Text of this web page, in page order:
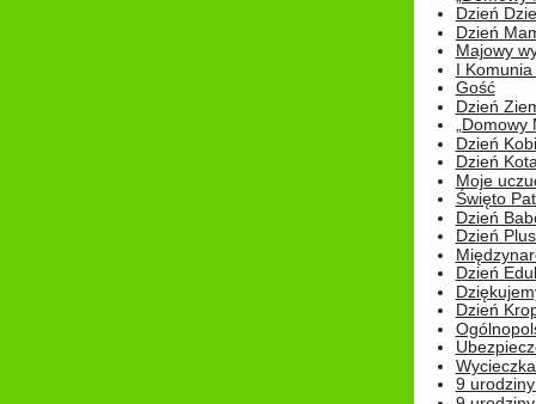
Dzień
Dzień
Majowy
I
Gość
Dzień
Dzień
Dzień
Moje
Święto
Dzień
Dzień
Dzień
Dzień
9